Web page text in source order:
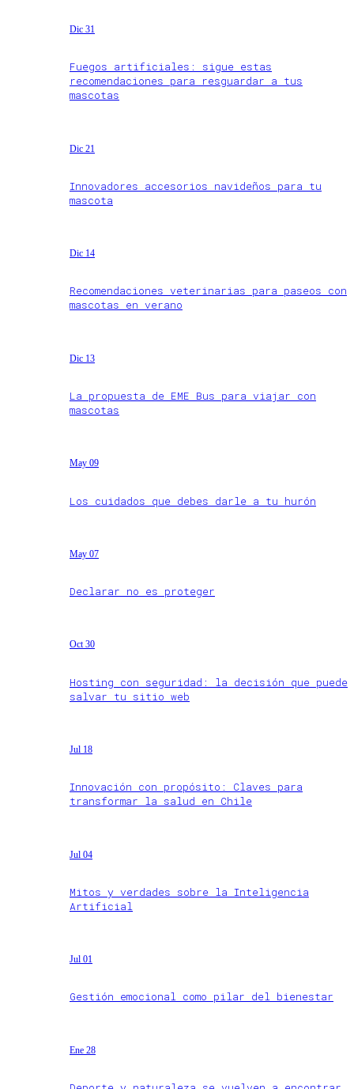
Dic 31
Fuegos artificiales: sigue estas
recomendaciones para resguardar a tus
mascotas
Dic 21
Innovadores accesorios navideños para tu
mascota
Dic 14
Recomendaciones veterinarias para paseos con
mascotas en verano
Dic 13
La propuesta de EME Bus para viajar con
mascotas
May 09
Los cuidados que debes darle a tu hurón
May 07
Declarar no es proteger
Oct 30
Hosting con seguridad: la decisión que puede
salvar tu sitio web
Jul 18
Innovación con propósito: Claves para
transformar la salud en Chile
Jul 04
Mitos y verdades sobre la Inteligencia
Artificial
Jul 01
Gestión emocional como pilar del bienestar
Ene 28